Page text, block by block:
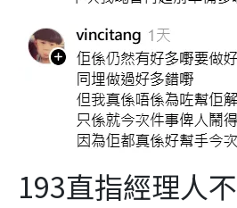
193直指經理人